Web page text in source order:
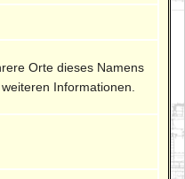
Orte dieses Namens
Informationen.